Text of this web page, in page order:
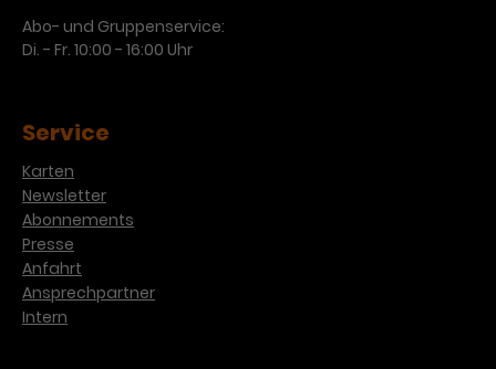
Abo- und Gruppenservice:
Di. - Fr. 10:00 - 16:00 Uhr
Service
Karten
Newsletter
Abonnements
Presse
Anfahrt
Ansprechpartner
Intern